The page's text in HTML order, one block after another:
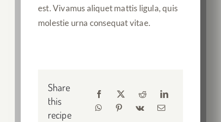
est. Vivamus aliquet mattis ligula, quis
molestie urna consequat vitae.
Share
this
recipe